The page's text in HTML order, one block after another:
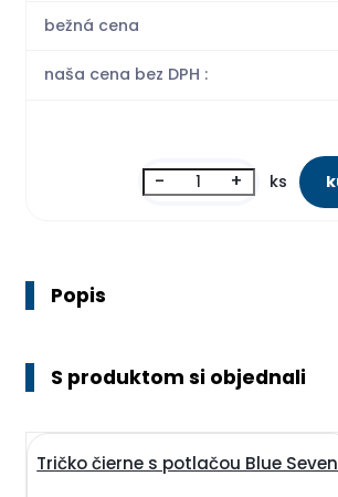
bežná cena
naša cena bez DPH :
- + ks
Popis
S produktom si objednali
Tričko čierne s potlačou Blue Seven